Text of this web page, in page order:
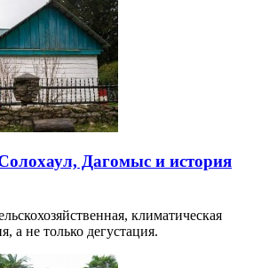
Дагомыс и история
климатическая
а не только дегустация.